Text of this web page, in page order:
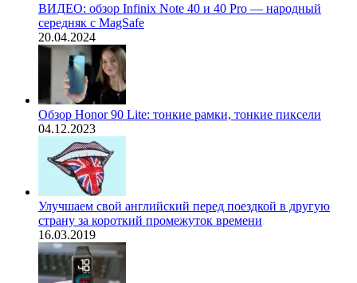
ВИДЕО: обзор Infinix Note 40 и 40 Pro — народный
середняк с MagSafe
20.04.2024
Обзор Honor 90 Lite: тонкие рамки, тонкие пиксели
04.12.2023
Улучшаем свой английский перед поездкой в другую
страну за короткий промежуток времени
16.03.2019